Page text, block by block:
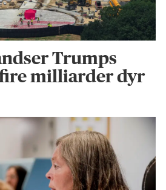
Trumps
milliarder dyr